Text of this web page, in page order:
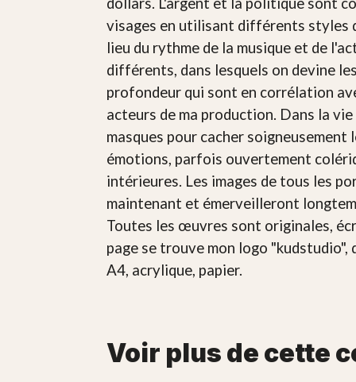
visages en utilisant différents styles
lieu du rythme de la musique et de
différents, dans lesquels on devine
profondeur qui sont en corrélation
acteurs de ma production. Dans la
masques pour cacher
émotions, parfois ouvertement
intérieures. Les images de tous les
maintenant et émerveilleront
Toutes les œuvres sont originales,
page se trouve mon logo
A4, acrylique, papier.
Voir plus de cette